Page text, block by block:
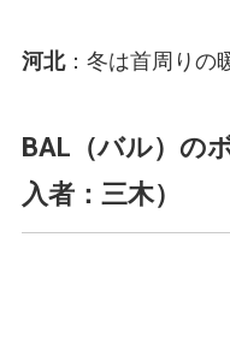
河北：冬は首周りの
BAL（バル）の
入者：三木）